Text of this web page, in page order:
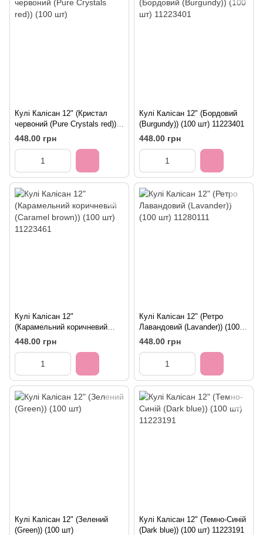
Кулі Калісан 12" (Кристал
червоний (Pure Crystals red))
(100 шт)
448.00 грн
Кулі Калісан 12" (Бордовий
(Burgundy)) (100 шт) 11223401
448.00 грн
Кулі Калісан 12"
(Карамельний коричневий
(Caramel brown)) (100 шт)
11223461
448.00 грн
Кулі Калісан 12" (Ретро
Лавандовий (Lavander)) (100
шт) 11280111
448.00 грн
Кулі Калісан 12" (Зелений
(Green)) (100 шт)
Кулі Калісан 12" (Темно-Синій
(Dark blue)) (100 шт) 11223191